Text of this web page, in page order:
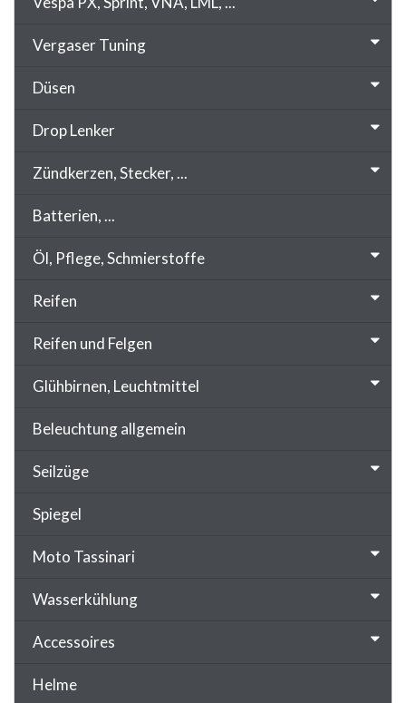
Vergaser Tuning
Düsen
Drop Lenker
Zündkerzen, Stecker, ...
Batterien, ...
Öl, Pflege, Schmierstoffe
Reifen
Reifen und Felgen
Glühbirnen, Leuchtmittel
Beleuchtung allgemein
Seilzüge
Spiegel
Moto Tassinari
Wasserkühlung
Accessoires
Helme